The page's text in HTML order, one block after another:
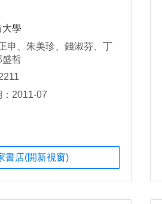
大學
申、朱美珍、錢淑芬、丁
盛哲
2011-07
書店(開新視窗)